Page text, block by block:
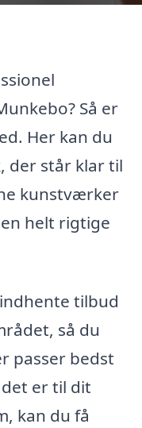
Så er
Her kan du
der står klar til
kunstværker
helt rigtige
tilbud
så du
passer bedst
er til dit
kan du få